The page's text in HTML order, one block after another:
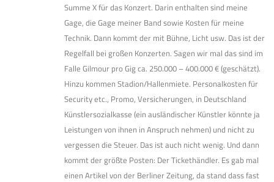
Summe X für das Konzert. Darin enthalten sind meine
Gage, die Gage meiner Band sowie Kosten für meine
Technik. Dann kommt der mit Bühne, Licht usw. Das ist der
Regelfall bei großen Konzerten. Sagen wir mal das sind im
Falle Gilmour pro Gig ca. 250.000 – 400.000 € (geschätzt).
Hinzu kommen Stadion/Hallenmiete. Personalkosten für
Security etc., Promo, Versicherungen, in Deutschland
Künstlersozialkasse (ein ausländischer Künstler könnte ja
Leistungen von ihnen in Anspruch nehmen) und nicht zu
vergessen die Steuer. Das ist auch nicht wenig. Und dann
kommt der größte Posten: Der Tickethändler. Es gab mal
einen Artikel von der Berliner Zeitung, da stand dass fast